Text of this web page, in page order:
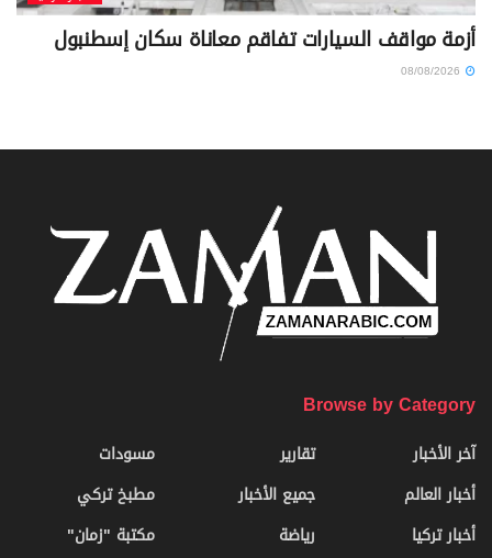
أزمة مواقف السيارات تفاقم معاناة سكان إسطنبول
Browse by Category
آخر الأخبار
أخبار العالم
أخبار تركيا
تقارير
جميع الأخبار
رياضة
مسودات
مطبخ تركي
مكتبة "زمان"